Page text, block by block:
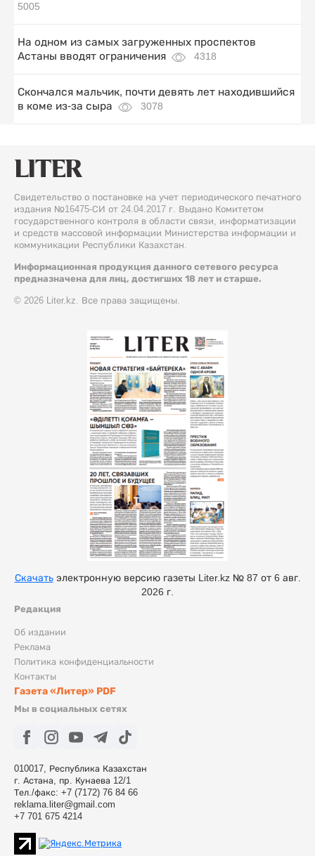
5005
На одном из самых загруженных проспектов
Астаны вводят ограничения
4318
Скончался мальчик, почти девять лет находившийся
в коме из-за сыра
3078
Свидетельство о постановке на учет периодического печатного
издания №16475-СИ от 24.04.2017 г. Выдано Комитетом
государственного контроля в области связи, информатизации
и средств массовой информации Министерства информации и
коммуникации Республики Казахстан.
Информационная продукция данного сетевого ресурса
предназначена для лиц, достигших 18 лет и старше.
© 2026 Liter.kz. Все права защищены.
Редакция
Об издании
Реклама
Политика конфиденциальности
Контакты
Газета «Литер» PDF
Мы в социальных сетях
010017, Республика Казахстан
г. Астана, пр. Кунаева 12/1
Тел./факс: +7 (7172) 76 84 66
reklama.liter@gmail.com
+7 701 675 4214
Скачатьэлектронную версию газеты Liter.kz № 87 от 6 авг.
2026 г.